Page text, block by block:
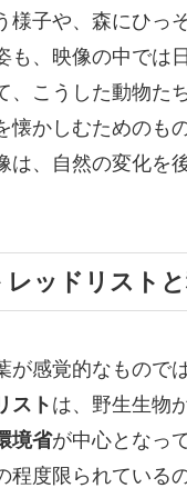
様子や、森にひっ
も、映像の中では
、こうした動物た
懐かしむためのも
は、自然の変化を
レッドリスト
が感覚的なもので
ストは、野生生物
境省が中心となっ
程度限られている